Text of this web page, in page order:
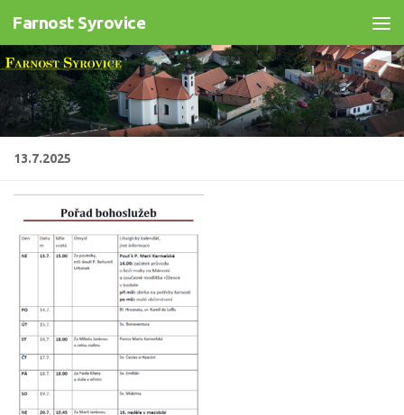
Skip to content
Farnost Syrovice
13.7.2025